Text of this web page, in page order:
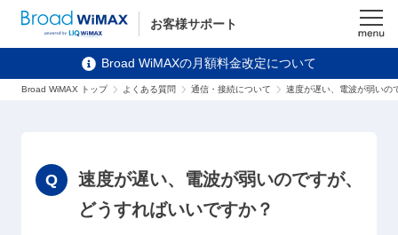
お客様サポート
ー
Broad WiMAXの月額料金改定について
Broad WiMAX トップ よくある質問 通信・接続について 速度が遅い、電波が弱いの
速度が遅い、電波が弱いのですが、
どうすればいいですか？